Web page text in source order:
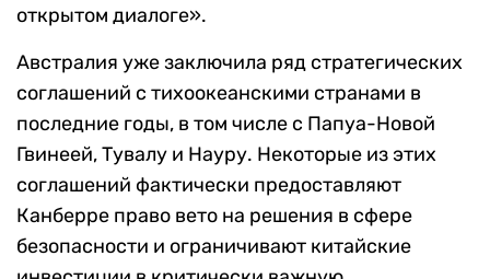
открытом диалоге».
Австралия уже заключила ряд стратегических
соглашений с тихоокеанскими странами в
последние годы, в том числе с Папуа-Новой
Гвинеей, Тувалу и Науру. Некоторые из этих
соглашений фактически предоставляют
Канберре право вето на решения в сфере
безопасности и ограничивают китайские